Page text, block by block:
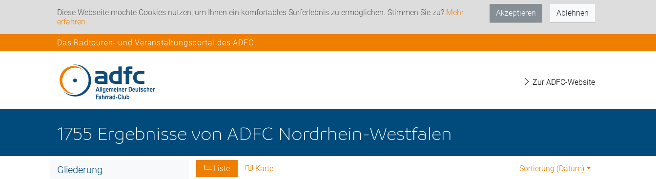
Diese Webseite möchte Cookies nutzen, um Ihnen ein komfortables Surferlebnis zu ermöglichen. Stimmen Sie zu? Mehr
erfahren
Akzeptieren Ablehnen
Das Radtouren- und Veranstaltungsportal des ADFC
Zur ADFC-Website
1755 Ergebnisse von ADFC Nordrhein-Westfalen
Gliederung Liste Karte Sortierung (Datum)